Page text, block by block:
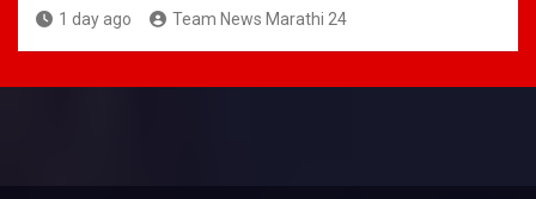
1 day ago Team News Marathi 24